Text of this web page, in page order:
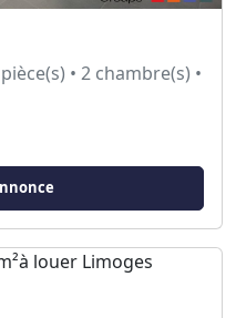
• 2 chambre(s) •